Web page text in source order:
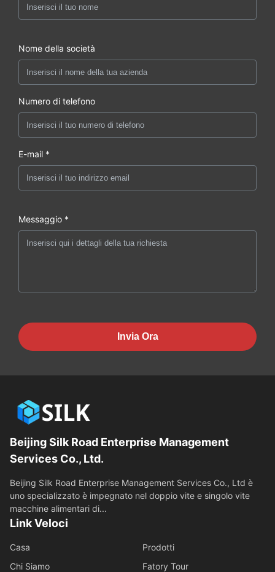
Nome della società
Numero di telefono
E-mail *
Messaggio *
Invia Ora
Beijing Silk Road Enterprise Management
Services Co., Ltd.
Beijing Silk Road Enterprise Management Services Co., Ltd è
uno specializzato è impegnato nel doppio vite e singolo vite
macchine alimentari di...
Link Veloci
Casa
Prodotti
Chi Siamo
Fatory Tour